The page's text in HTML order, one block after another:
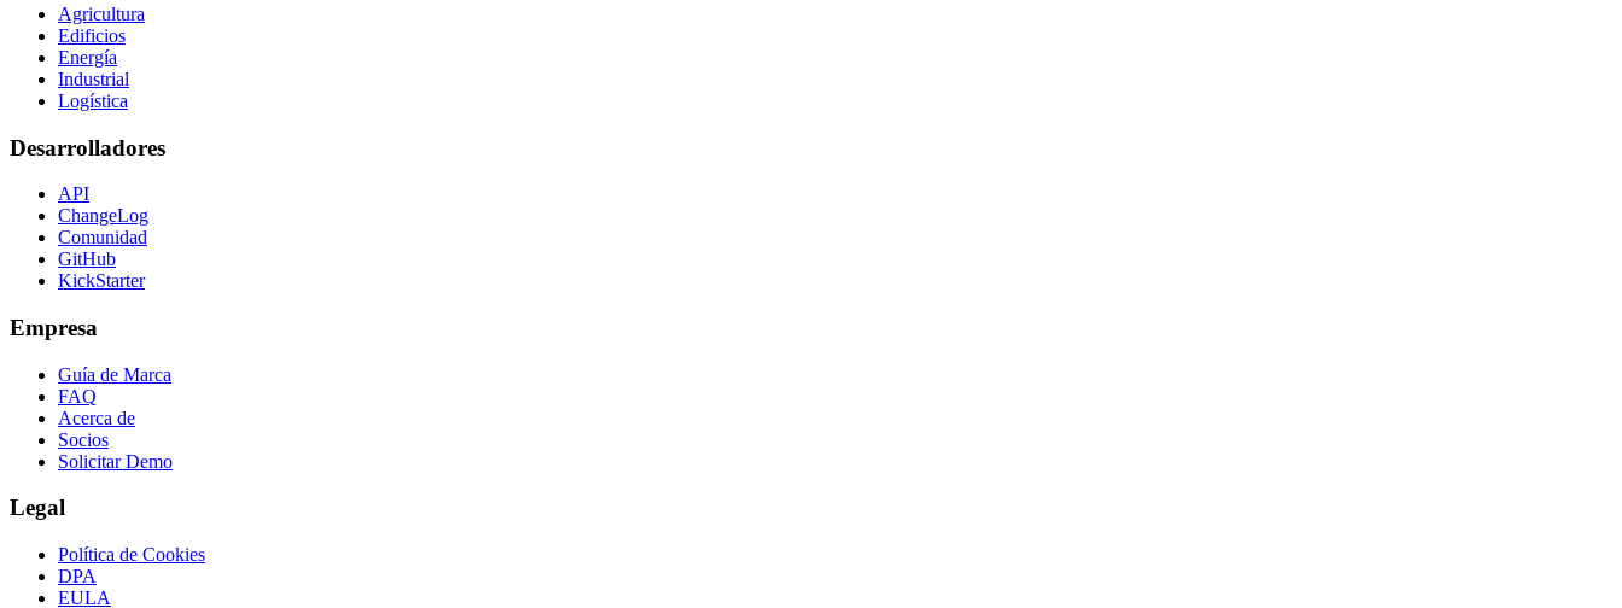
Agricultura
Edificios
Energía
Industrial
Logística
Desarrolladores
API
ChangeLog
Comunidad
GitHub
KickStarter
Empresa
Guía de Marca
FAQ
Acerca de
Socios
Solicitar Demo
Legal
Política de Cookies
DPA
EULA